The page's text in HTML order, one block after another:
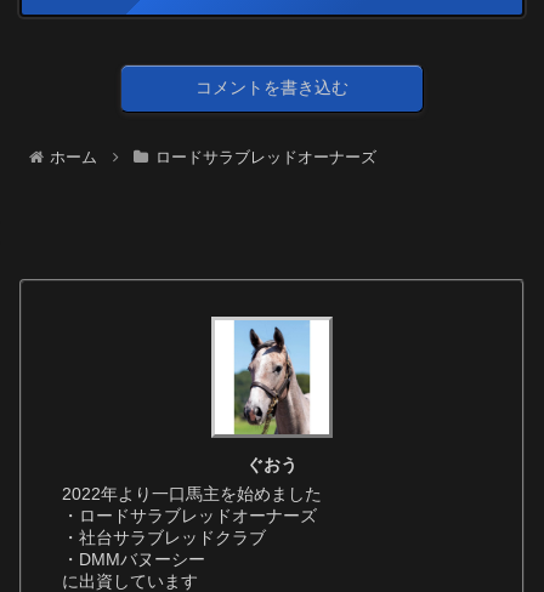
コメントを書き込む
ホーム ロードサラブレッドオーナーズ
ぐおう
2022年より一口馬主を始めました
・ロードサラブレッドオーナーズ
・社台サラブレッドクラブ
・DMMバヌーシー
に出資しています